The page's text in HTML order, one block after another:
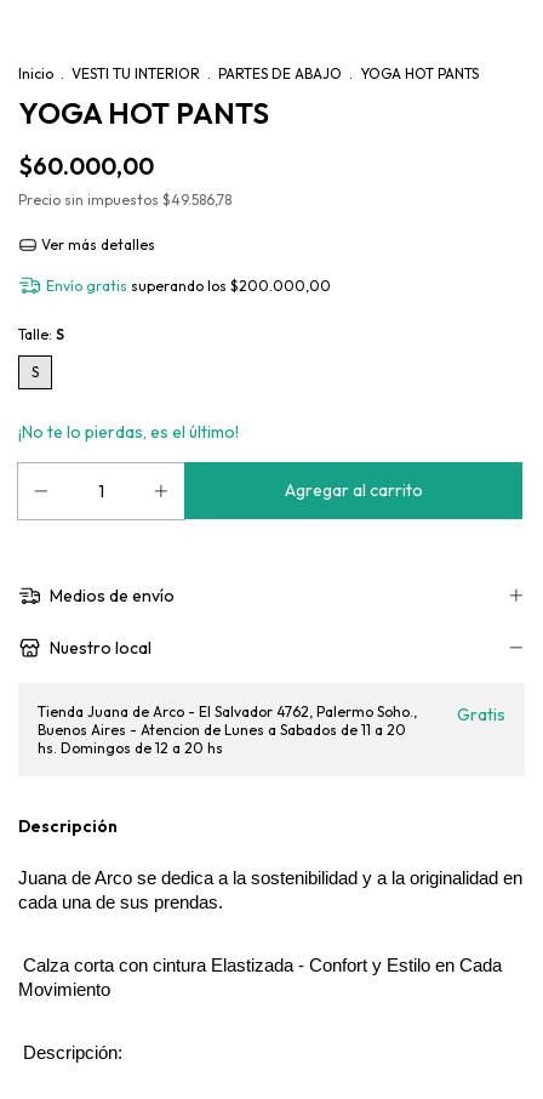
Inicio . VESTI TU INTERIOR . PARTES DE ABAJO . YOGA HOT PANTS
YOGA HOT PANTS
$60.000,00
Precio sin impuestos $49.586,78
Ver más detalles
Envío gratis superando los $200.000,00
Talle: S
S
¡No te lo pierdas, es el último!
Medios de envío
Nuestro local
Tienda Juana de Arco - El Salvador 4762, Palermo Soho.,
Buenos Aires - Atencion de Lunes a Sabados de 11 a 20
hs. Domingos de 12 a 20 hs
Gratis
Descripción
Juana de Arco se dedica a la sostenibilidad y a la originalidad en
cada una de sus prendas.
Calza corta con cintura Elastizada - Confort y Estilo en Cada
Movimiento
Descripción: